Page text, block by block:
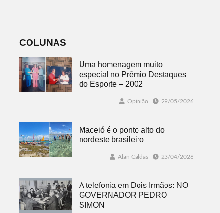
COLUNAS
Uma homenagem muito
especial no Prêmio Destaques
do Esporte – 2002
Opinião 29/05/2026
Maceió é o ponto alto do
nordeste brasileiro
Alan Caldas 23/04/2026
A telefonia em Dois Irmãos: NO
GOVERNADOR PEDRO
SIMON